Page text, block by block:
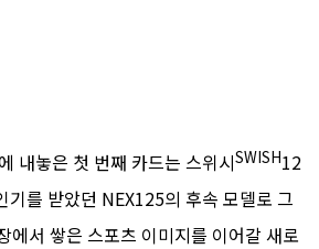
내놓은 첫 번째 카드는 스위시SWISH12
기를 받았던 NEX125의 후속 모델로 그
에서 쌓은 스포츠 이미지를 이어갈 새로